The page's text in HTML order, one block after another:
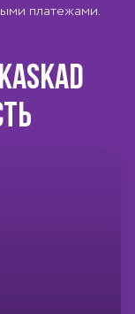
платежами.